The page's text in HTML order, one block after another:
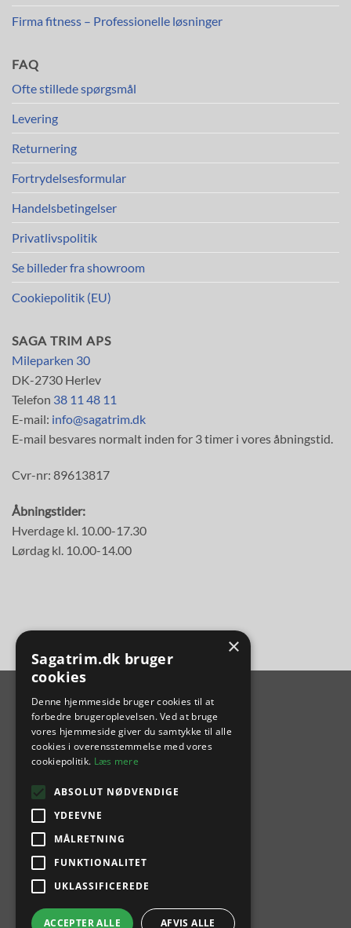
Firma fitness – Professionelle løsninger
FAQ
Ofte stillede spørgsmål
Levering
Returnering
Fortrydelsesformular
Handelsbetingelser
Privatlivspolitik
Se billeder fra showroom
Cookiepolitik (EU)
SAGA TRIM APS
Mileparken 30
DK-2730 Herlev
Telefon 38 11 48 11
E-mail: info@sagatrim.dk
E-mail besvares normalt inden for 3 timer i vores åbningstid.
Cvr-nr: 89613817
Åbningstider:
Hverdage kl. 10.00-17.30
Lørdag kl. 10.00-14.00
×
Sagatrim.dk bruger
cookies
Denne hjemmeside bruger cookies til at
forbedre brugeroplevelsen. Ved at bruge
vores hjemmeside giver du samtykke til alle
cookies i overensstemmelse med vores
cookiepolitik. Læs mere
ABSOLUT NØDVENDIGE
YDEEVNE
MÅLRETNING
FUNKTIONALITET
UKLASSIFICEREDE
ACCEPTER ALLE AFVIS ALLE